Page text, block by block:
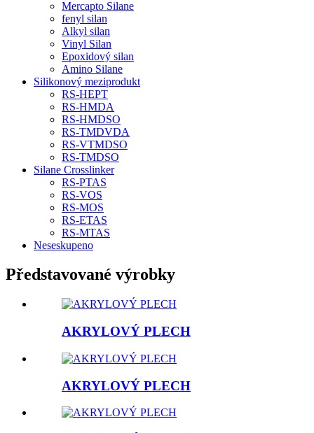
Mercapto Silane
fenyl silan
Alkyl silan
Vinyl Silan
Epoxidový silan
Amino Silane
Silikonový meziprodukt
RS-HEPT
RS-HMDA
RS-HMDSO
RS-TMDVDA
RS-VTMDSO
RS-TMDSO
Silane Crosslinker
RS-PTAS
RS-VOS
RS-MOS
RS-ETAS
RS-MTAS
Neseskupeno
Představované výrobky
AKRYLOVÝ PLECH
AKRYLOVÝ PLECH